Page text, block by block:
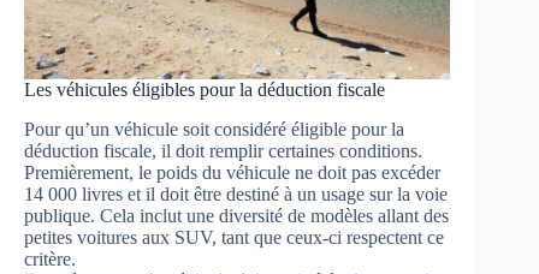
Les véhicules éligibles pour la déduction fiscale
Pour qu’un véhicule soit considéré éligible pour la
déduction fiscale, il doit remplir certaines conditions.
Premièrement, le poids du véhicule ne doit pas excéder
14 000 livres et il doit être destiné à un usage sur la voie
publique. Cela inclut une diversité de modèles allant des
petites voitures aux SUV, tant que ceux-ci respectent ce
critère.